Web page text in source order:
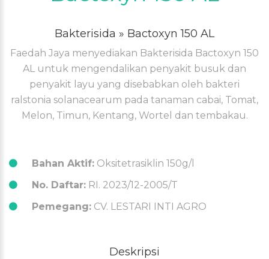
Bakterisida » Bactoxyn 150 AL
Faedah Jaya menyediakan Bakterisida Bactoxyn 150
AL untuk mengendalikan penyakit busuk dan
penyakit layu yang disebabkan oleh bakteri
ralstonia solanacearum pada tanaman cabai, Tomat,
Melon, Timun, Kentang, Wortel dan tembakau.
Bahan Aktif: Oksitetrasiklin 150g/l
No. Daftar: RI. 2023/12-2005/T
Pemegang: CV. LESTARI INTI AGRO
Deskripsi